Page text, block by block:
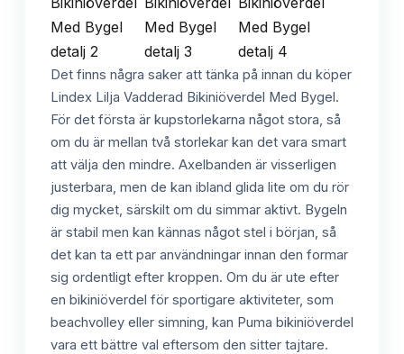
Det finns några saker att tänka på innan du köper
Lindex Lilja Vadderad Bikiniöverdel Med Bygel.
För det första är kupstorlekarna något stora, så
om du är mellan två storlekar kan det vara smart
att välja den mindre. Axelbanden är visserligen
justerbara, men de kan ibland glida lite om du rör
dig mycket, särskilt om du simmar aktivt. Bygeln
är stabil men kan kännas något stel i början, så
det kan ta ett par användningar innan den formar
sig ordentligt efter kroppen. Om du är ute efter
en bikiniöverdel för sportigare aktiviteter, som
beachvolley eller simning, kan Puma bikiniöverdel
vara ett bättre val eftersom den sitter tajtare.